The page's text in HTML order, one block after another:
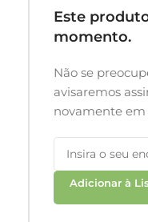
Este
momento.
Não se
avisaremos
novamente em
Adicionar à